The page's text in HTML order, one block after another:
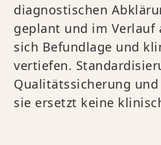
diagnostischen
geplant und im Verlauf
sich Befundlage und
vertiefen.
Qualitätssicherung
sie ersetzt keine